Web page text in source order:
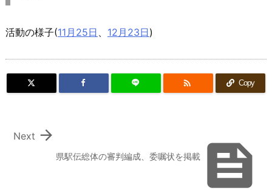
活動の様子(11月25日 12月23日)
 Copy

県駅伝総体の審判編成、委嘱状を掲載

Next